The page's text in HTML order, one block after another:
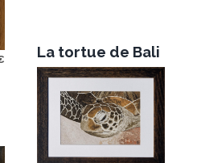
La tortue de Bali